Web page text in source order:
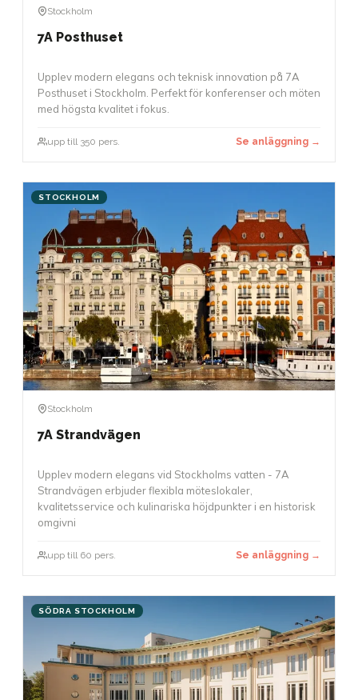
Stockholm
7A Posthuset
Upplev modern elegans och teknisk innovation på 7A
Posthuset i Stockholm. Perfekt för konferenser och möten
med högsta kvalitet i fokus.
upp till 350 pers. Se anläggning →
STOCKHOLM
Stockholm
7A Strandvägen
Upplev modern elegans vid Stockholms vatten - 7A
Strandvägen erbjuder flexibla möteslokaler,
kvalitetsservice och kulinariska höjdpunkter i en historisk
omgivni
upp till 60 pers. Se anläggning →
SÖDRA STOCKHOLM